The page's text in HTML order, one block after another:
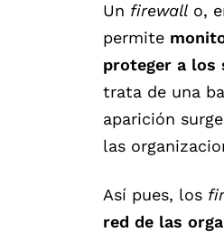
Un firewall o,
permite
proteger a los
trata de una
aparición
las
Así pues, los
red de las